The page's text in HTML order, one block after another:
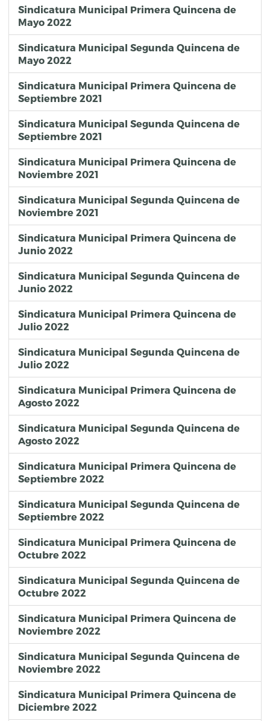
Sindicatura Municipal Primera Quincena de
Mayo 2022
Sindicatura Municipal Segunda Quincena de
Mayo 2022
Sindicatura Municipal Primera Quincena de
Septiembre 2021
Sindicatura Municipal Segunda Quincena de
Septiembre 2021
Sindicatura Municipal Primera Quincena de
Noviembre 2021
Sindicatura Municipal Segunda Quincena de
Noviembre 2021
Sindicatura Municipal Primera Quincena de
Junio 2022
Sindicatura Municipal Segunda Quincena de
Junio 2022
Sindicatura Municipal Primera Quincena de
Julio 2022
Sindicatura Municipal Segunda Quincena de
Julio 2022
Sindicatura Municipal Primera Quincena de
Agosto 2022
Sindicatura Municipal Segunda Quincena de
Agosto 2022
Sindicatura Municipal Primera Quincena de
Septiembre 2022
Sindicatura Municipal Segunda Quincena de
Septiembre 2022
Sindicatura Municipal Primera Quincena de
Octubre 2022
Sindicatura Municipal Segunda Quincena de
Octubre 2022
Sindicatura Municipal Primera Quincena de
Noviembre 2022
Sindicatura Municipal Segunda Quincena de
Noviembre 2022
Sindicatura Municipal Primera Quincena de
Diciembre 2022